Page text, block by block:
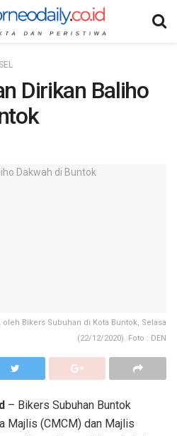
Dirikan Baliho
Bikers Subuhan di Kota Buntok, Selasa
(22/12/2020). Foto : DEN
– Bikers Subuhan Buntok
Majlis (CMCM) dan Majlis